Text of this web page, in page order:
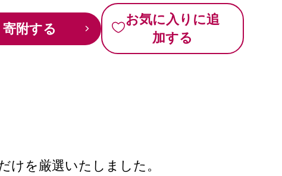
寄附する
お気に入りに追
加する
けを厳選いたしました。